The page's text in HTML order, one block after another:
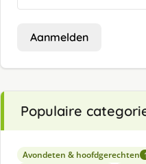
Aanmelden
Populaire
Avondeten & hoofdgerechten